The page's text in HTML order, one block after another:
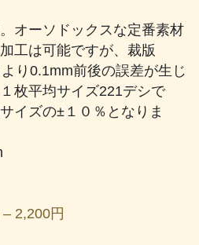
オーソドックスな定番素材
工は可能ですが、裁版
り0.1mm前後の誤差が生じ
枚平均サイズ221デシで
イズの±１０％となりま
2,200円